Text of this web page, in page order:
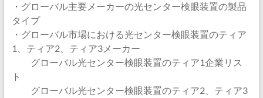
・グローバル主要メーカーの光センター検眼装置の製品
タイプ
・グローバル市場における光センター検眼装置のティア
1、ティア2、ティア3メーカー
グローバル光センター検眼装置のティア1企業リス
ト
グローバル光センター検眼装置のティア2、ティア3